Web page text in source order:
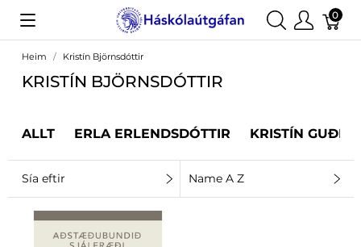
0
Heim Kristín Björnsdóttir
KRISTÍN BJÖRNSDÓTTIR
ALLT ERLA ERLENDSDÓTTIR KRISTÍN
Sía eftir Name A Z